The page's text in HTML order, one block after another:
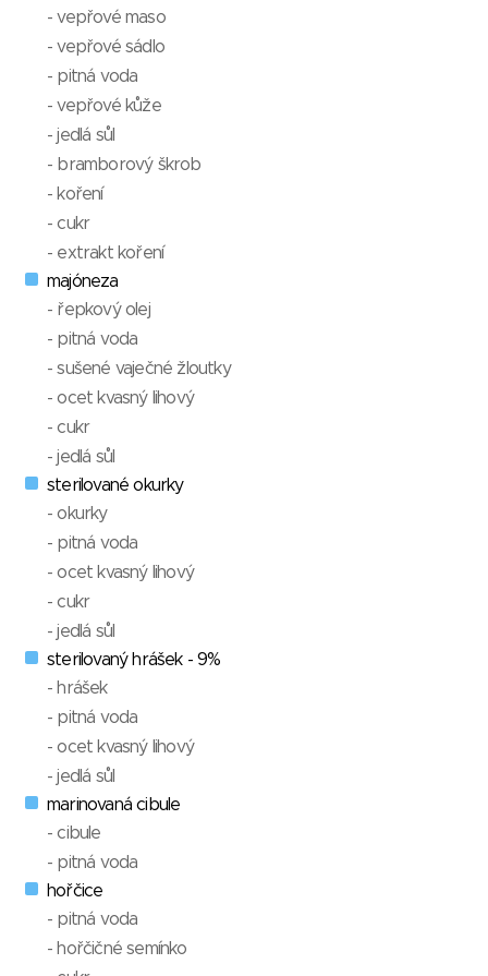
- vepřové maso
- vepřové sádlo
- pitná voda
- vepřové kůže
- jedlá sůl
- bramborový škrob
- koření
- cukr
- extrakt koření
majóneza
- řepkový olej
- pitná voda
- sušené vaječné žloutky
- ocet kvasný lihový
- cukr
- jedlá sůl
sterilované okurky
- okurky
- pitná voda
- ocet kvasný lihový
- cukr
- jedlá sůl
sterilovaný hrášek - 9%
- hrášek
- pitná voda
- ocet kvasný lihový
- jedlá sůl
marinovaná cibule
- cibule
- pitná voda
hořčice
- pitná voda
- hořčičné semínko